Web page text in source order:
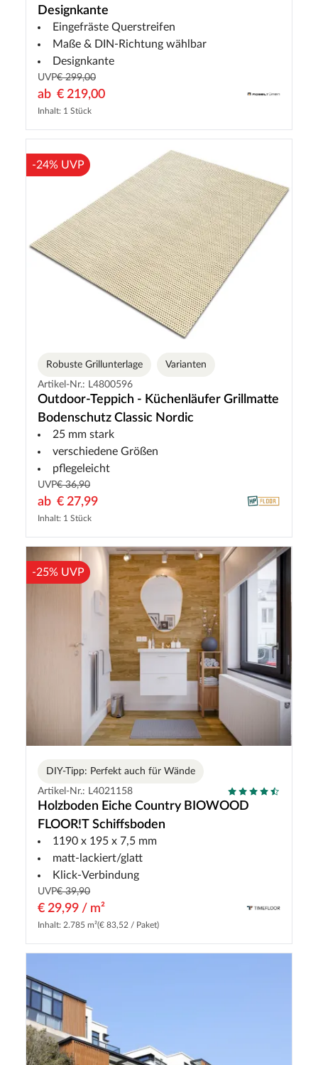
Designkante
Eingefräste Querstreifen
Maße & DIN-Richtung wählbar
Designkante
UVP€ 299,00
ab € 219,00
Inhalt: 1 Stück
-24% UVP
Robuste Grillunterlage
Varianten
Artikel-Nr.: L4800596
Outdoor-Teppich - Küchenläufer Grillmatte
Bodenschutz Classic Nordic
25 mm stark
verschiedene Größen
pflegeleicht
UVP€ 36,90
ab € 27,99
Inhalt: 1 Stück
-25% UVP
DIY-Tipp: Perfekt auch für Wände
Artikel-Nr.: L4021158
Holzboden Eiche Country BIOWOOD
FLOOR!T Schiffsboden
1190 x 195 x 7,5 mm
matt-lackiert/glatt
Klick-Verbindung
UVP€ 39,90
€ 29,99 / m²
Inhalt: 2.785 m²(€ 83,52 / Paket)